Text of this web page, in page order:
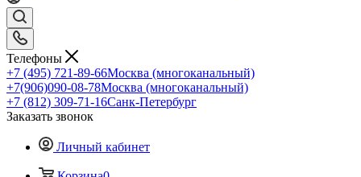
Телефоны
+7 (495) 721-89-66Москва (многоканальный)
+7(906)090-08-78Москва (многоканальный)
+7 (812) 309-71-16Санк-Петербург
Заказать звонок
Личный кабинет